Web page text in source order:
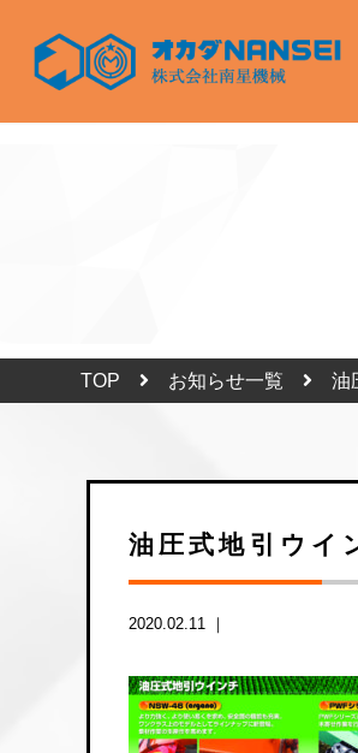
TOP お知らせ一覧 油
油圧式地引ウイ
2020.02.11 ｜